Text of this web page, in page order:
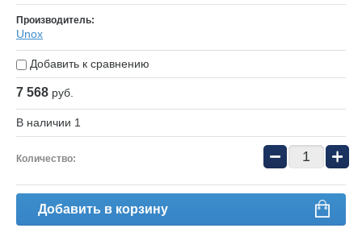
Производитель:
Unox
Добавить к сравнению
7 568 руб.
В наличии 1
Количество: − +
Добавить в корзину